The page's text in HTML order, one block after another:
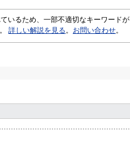
いるため、一部不適切なキーワードが
詳しい解説を見る 。 お問い合わせ。